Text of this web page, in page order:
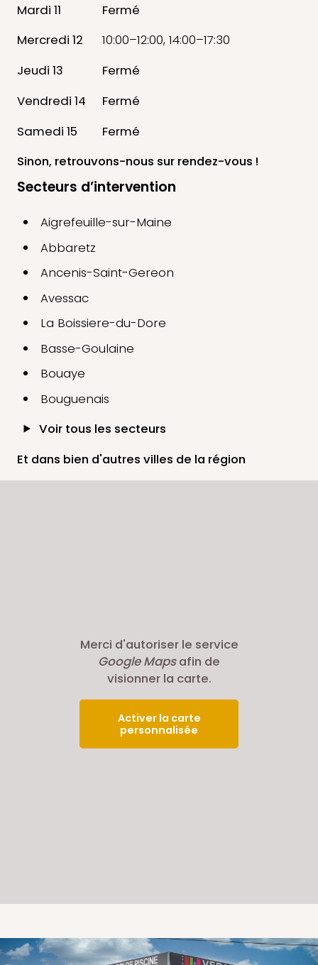
Mardi 11
Fermé
Mercredi 12
10:00–12:00, 14:00–17:30
Jeudi 13
Fermé
Vendredi 14
Fermé
Samedi 15
Fermé
Sinon, retrouvons-nous sur rendez-vous !
Secteurs d’intervention
Aigrefeuille-sur-Maine
Abbaretz
Ancenis-Saint-Gereon
Avessac
La Boissiere-du-Dore
Basse-Goulaine
Bouaye
Bouguenais
Voir tous les secteurs
Et dans bien d'autres villes de la région
Merci d'autoriser le service
Google Mapsafin de
visionner la carte.
Activer la carte
personnalisée